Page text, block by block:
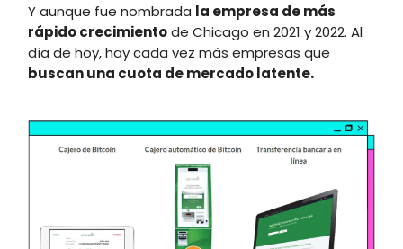
Y aunque fue nombrada la empresa de más
rápido crecimientode Chicago en 2021 y 2022. Al
día de hoy, hay cada vez más empresas que
buscan una cuota de mercado latente.